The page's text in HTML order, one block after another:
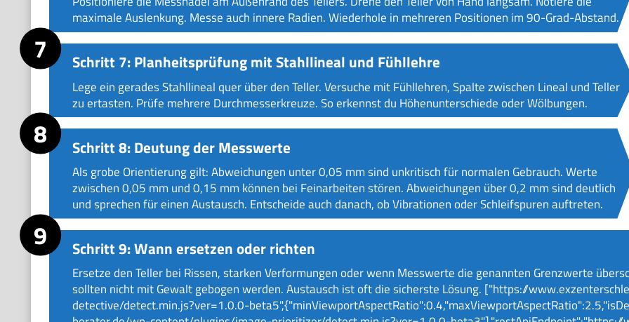
maximale Auslenkung. Messe auch innere Radien. Wiederhole in mehreren Positionen im 90-Grad-Abstand.
Schritt 7: Planheitsprüfung mit Stahllineal und Fühllehre
Lege ein gerades Stahllineal quer über den Teller. Versuche mit Fühllehren, Spalte zwischen Lineal und Teller
zu ertasten. Prüfe mehrere Durchmesserkreuze. So erkennst du Höhenunterschiede oder Wölbungen.
Schritt 8: Deutung der Messwerte
Als grobe Orientierung gilt: Abweichungen unter 0,05 mm sind unkritisch für normalen Gebrauch. Werte
zwischen 0,05 mm und 0,15 mm können bei Feinarbeiten stören. Abweichungen über 0,2 mm sind deutlich
und sprechen für einen Austausch. Entscheide auch danach, ob Vibrationen oder Schleifspuren auftreten.
Schritt 9: Wann ersetzen oder richten
Ersetze den Teller bei Rissen, starken Verformungen oder wenn Messwerte die genannten Grenzwerte
sollten nicht mit Gewalt gebogen werden. Austausch ist oft die sicherste Lösung. ["https://
detective/detect.min.js?ver=1.0.0-